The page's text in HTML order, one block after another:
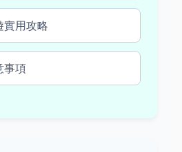
實用攻略
事項